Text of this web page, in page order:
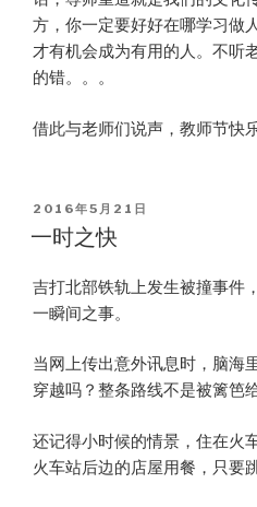
方，你一定要好好在哪学习做
才有机会成为有用的人。不听
的错。。。
借此与老师们说声，教师节快
POSTED
ON
2016年5月21日
一时之快
吉打北部铁轨上发生被撞事件
一瞬间之事。
当网上传出意外讯息时，脑海
穿越吗？整条路线不是被篱笆
还记得小时候的情景，住在火
火车站后边的店屋用餐，只要